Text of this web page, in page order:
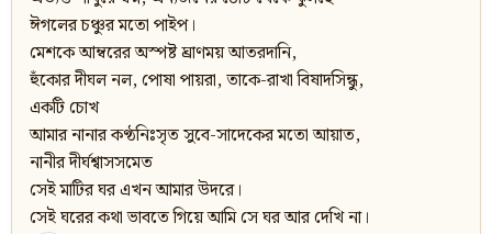
ঈগলের চঞ্চুর মতো পাইপ।
মেশকে আম্বরের অস্পষ্ট ঘ্রাণময় আতরদানি,
হুঁকোর দীঘল নল, পোষা পায়রা, তাকে-রাখা বিষাদসিন্ধু,
একটি চোখ
আমার নানার কণ্ঠনিঃসৃত সুবে-সাদেকের মতো আয়াত,
নানীর দীর্ঘশ্বাসসমেত
সেই মাটির ঘর এখন আমার উদরে।
সেই ঘরের কথা ভাবতে গিয়ে আমি সে ঘর আর দেখি না।